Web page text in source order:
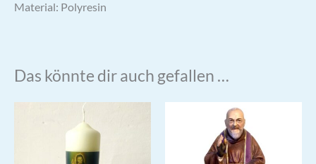
Material: Polyresin
Das könnte dir auch gefallen …